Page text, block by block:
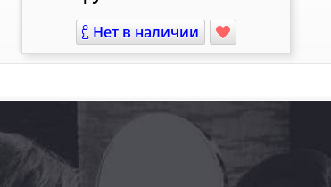
Нет в наличии